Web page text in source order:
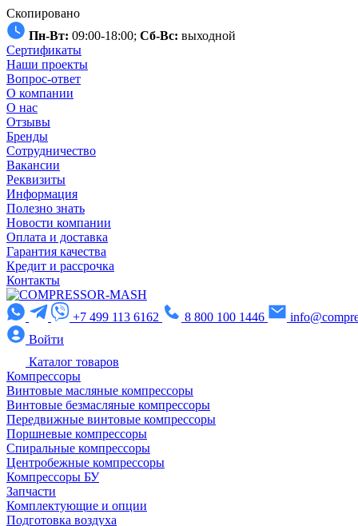
Скопировано
Пн-Вт: 09:00-18:00; Сб-Вс: выходной
Сертификаты
Наши проекты
Вопрос-ответ
О компании
О нас
Отзывы
Бренды
Сотрудничество
Вакансии
Реквизиты
Информация
Полезно знать
Новости компании
Оплата и доставка
Гарантия качества
Кредит и рассрочка
Контакты
+7 499 113 6162 8 800 100 1446
Войти
Каталог товаров
Компрессоры
Винтовые масляные компрессоры
Винтовые безмасляные компрессоры
Передвижные винтовые компрессоры
Поршневые компрессоры
Спиральные компрессоры
Центробежные компрессоры
Компрессоры БУ
Запчасти
Комплектующие и опции
Подготовка воздуха